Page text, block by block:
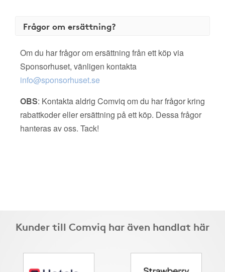
Frågor om ersättning?
Om du har frågor om ersättning från ett köp via
Sponsorhuset, vänligen kontakta
info@sponsorhuset.se
OBS: Kontakta aldrig Comviq om du har frågor kring
rabattkoder eller ersättning på ett köp. Dessa frågor
hanteras av oss. Tack!
Kunder till Comviq har även handlat här